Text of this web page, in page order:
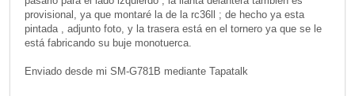
provisional, ya que montaré la de la rc36ll ; de hecho ya esta
pintada , adjunto foto, y la trasera está en el tornero ya que se le
está fabricando su buje monotuerca.
Enviado desde mi SM-G781B mediante Tapatalk